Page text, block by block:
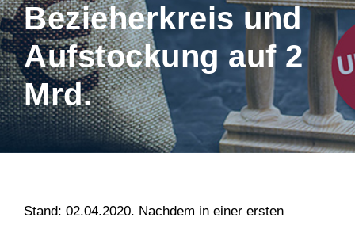
Bezieherkreis und
Aufstockung auf 2
Mrd.
Stand: 02.04.2020. Nachdem in einer ersten